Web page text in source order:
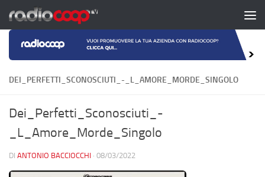
Salta al contenuto
DEI_PERFETTI_SCONOSCIUTI_-_L_AMORE_MORDE_SINGOLO
Dei_Perfetti_Sconosciuti_-
_L_Amore_Morde_Singolo
DI ANTONIO BACCIOCCHI · 08/03/2022